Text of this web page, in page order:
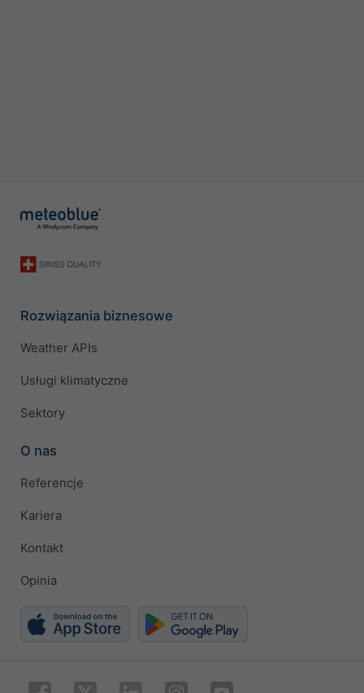
Rozwiązania biznesowe
Weather APIs
Usługi klimatyczne
Sektory
O nas
Referencje
Kariera
Kontakt
Opinia